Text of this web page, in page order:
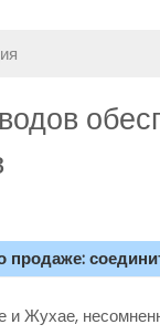
продаже:
и Жухае,